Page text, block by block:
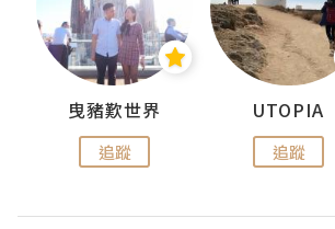
曳豬歎世界
追蹤
UTOPIA
追蹤